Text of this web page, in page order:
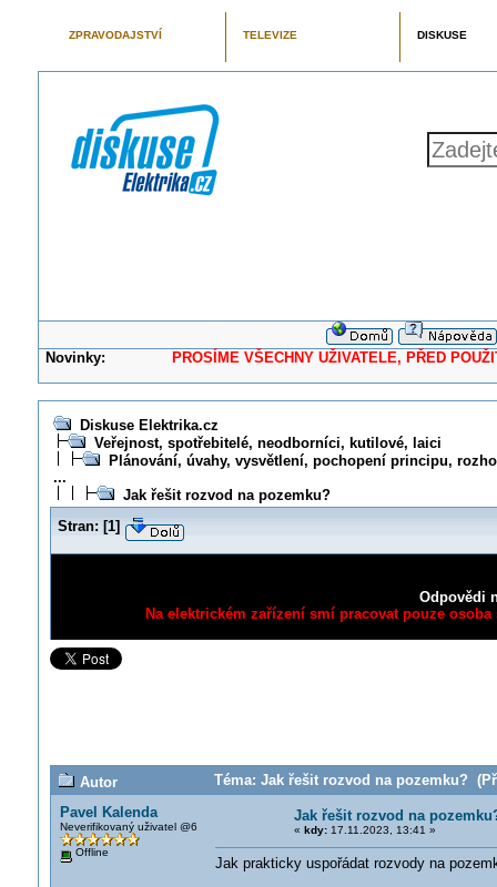
ZPRAVODAJSTVÍ TELEVIZE DISKUSE
Novinky: PROSÍME VŠECHNY UŽIVATELE, PŘED
Diskuse Elektrika.cz
Veřejnost, spotřebitelé, neodborníci, kutilové, laici
Plánování, úvahy, vysvětlení, pochopení principu,
...
Jak řešit rozvod na pozemku?
Stran: [1]
Odpovědi
Na elektrickém zařízení smí pracovat pouze
Autor
Téma: Jak řešit rozvod na pozemku?
Pavel Kalenda
Neverifikovaný uživatel @6
Offline
Jak řešit rozvod na
« kdy:17.11.2023, 13:41 »
Jak prakticky uspořádat rozvody na